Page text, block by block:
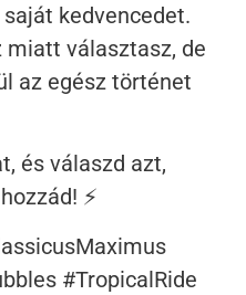
kedvencedet.
miatt választasz, de
az egész történet
és válaszd azt,
⚡
#TropicalRide